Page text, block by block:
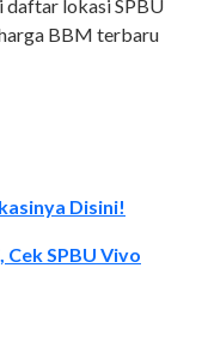
daftar lokasi SPBU
BBM terbaru
Disini!
SPBU Vivo